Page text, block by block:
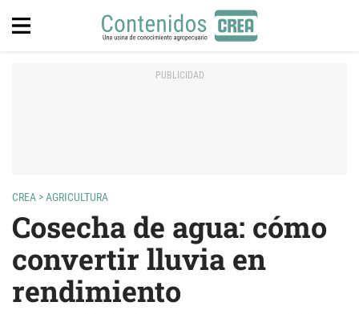
CREA >AGRICULTURA
Cosecha de agua: cómo
convertir lluvia en
rendimiento